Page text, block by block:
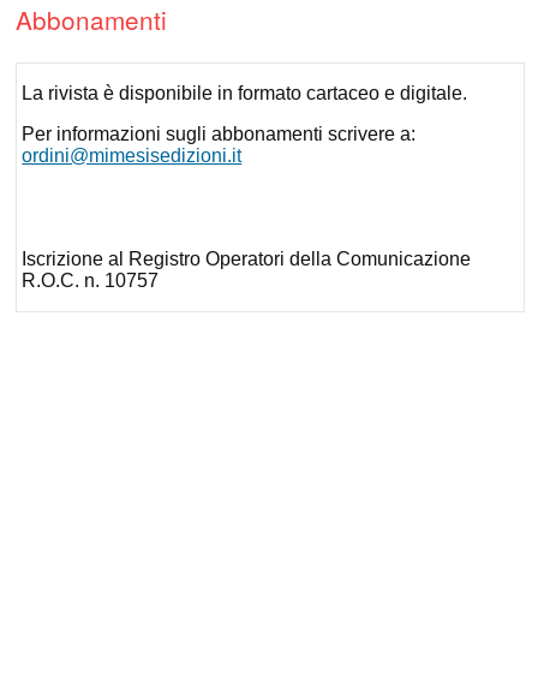
Abbonamenti
La rivista è disponibile in formato cartaceo e digitale.
Per informazioni sugli abbonamenti scrivere a:
ordini@mimesisedizioni.it
Iscrizione al Registro Operatori della Comunicazione
R.O.C. n. 10757